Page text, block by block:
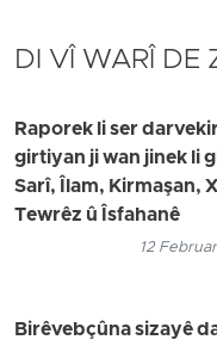
DI VÎ WARÎ DE
Raporek li ser
girtiyan ji wan jinek li
Sarî, Îlam, Kirmaşan,
Tewrêz û Îsfahanê
12
Birêvebçûna sizayê